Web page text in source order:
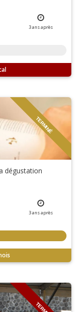
3ansaprès
TERMINÉ
dégustation
3ansaprès